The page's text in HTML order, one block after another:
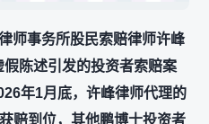
师事务所股民索赔律师许峰
陈述引发的投资者索赔案
年1月底，许峰律师代理的
赔到位，其他鹏博士投资者